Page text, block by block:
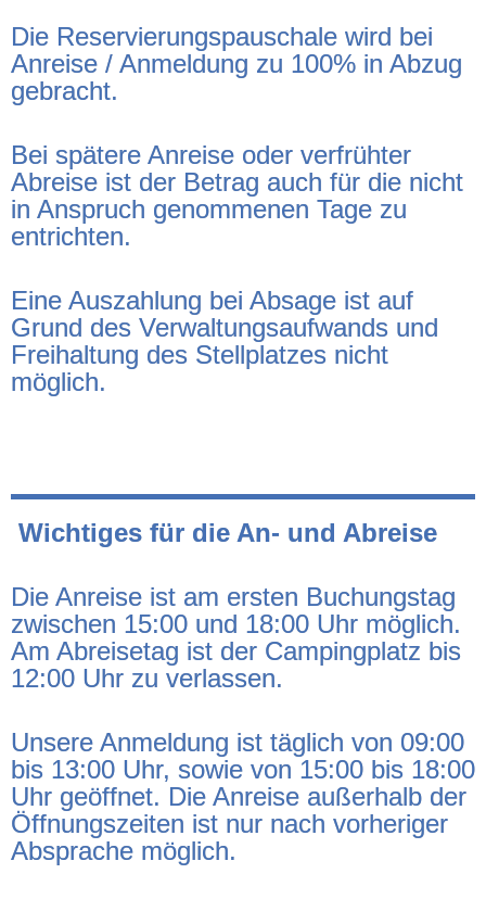
Die Reservierungspauschale wird bei
Anreise / Anmeldung zu 100% in Abzug
gebracht.
Bei spätere Anreise oder verfrühter
Abreise ist der Betrag auch für die nicht
in Anspruch genommenen Tage zu
entrichten.
Eine Auszahlung bei Absage ist auf
Grund des Verwaltungsaufwands und
Freihaltung des Stellplatzes nicht
möglich.
Wichtiges für die An- und Abreise
Die Anreise ist am ersten Buchungstag
zwischen 15:00 und 18:00 Uhr möglich.
Am Abreisetag ist der Campingplatz bis
12:00 Uhr zu verlassen.
Unsere Anmeldung ist täglich von 09:00
bis 13:00 Uhr, sowie von 15:00 bis 18:00
Uhr geöffnet. Die Anreise außerhalb der
Öffnungszeiten ist nur nach vorheriger
Absprache möglich.